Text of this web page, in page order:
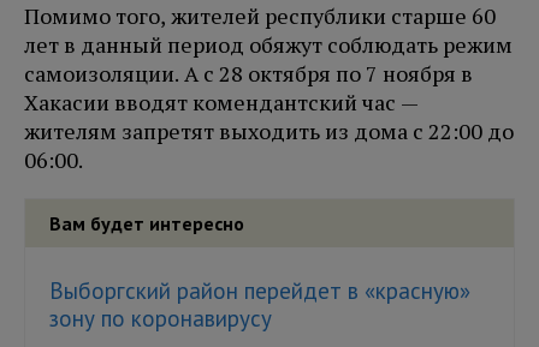
Помимо того, жителей республики старше 60
лет в данный период обяжут соблюдать режим
самоизоляции. А с 28 октября по 7 ноября в
Хакасии вводят комендантский час —
жителям запретят выходить из дома с 22:00 до
06:00.
Вам будет интересно
Выборгский район перейдет в «красную»
зону по коронавирусу